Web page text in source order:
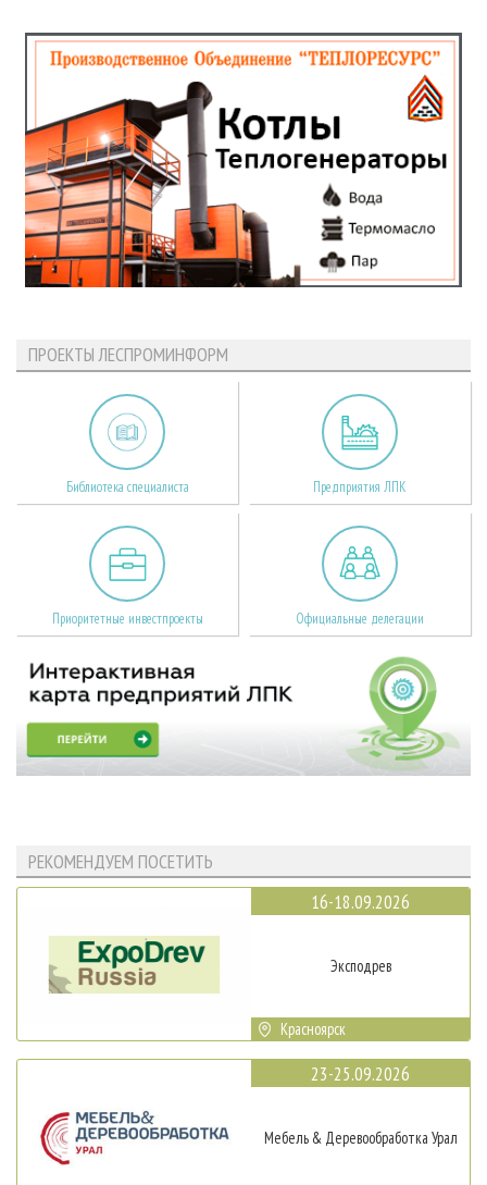
ПРОЕКТЫ ЛЕСПРОМИНФОРМ
Библиотека специалиста Предприятия ЛПК
Приоритетные инвестпроекты Официальные делегации
РЕКОМЕНДУЕМ ПОСЕТИТЬ
16-18.09.2026
Эксподрев
Красноярск
23-25.09.2026
Мебель & Деревообработка Урал